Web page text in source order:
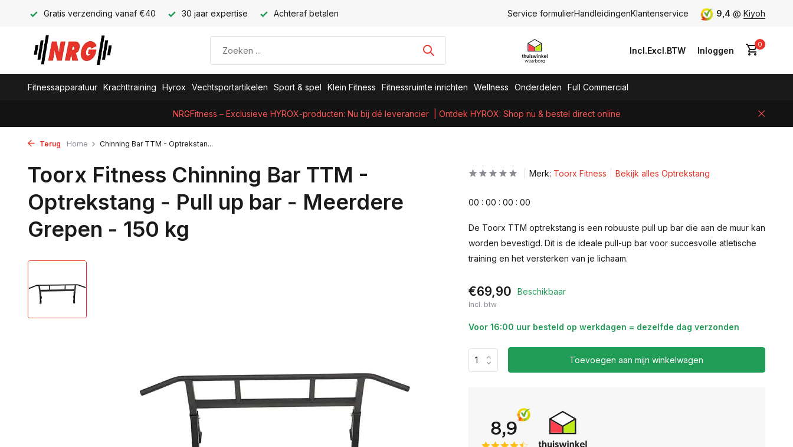
Gratis verzending vanaf €40 30 jaar expertise Achteraf betalen Service formulierHandleidingenKlantenservice 9,4 @ Kiyoh
Incl.Excl.BTW Inloggen
0
Fitnessapparatuur Krachttraining Hyrox Vechtsportartikelen Sport & spel Klein Fitness Fitnessruimte inrichten Wellness Onderdelen Full Commercial
NRGFitness – Exclusieve HYROX-producten: Nu bij dé leverancier | Ontdek HYROX: Shop nu & bestel direct online
Terug Home Chinning Bar TTM - Optrekstan...
Toorx Fitness Chinning Bar TTM -
Optrekstang - Pull up bar - Meerdere
Grepen - 150 kg
Merk: Toorx Fitness Bekijk alles Optrekstang
00 : 00 : 00 : 00
De Toorx TTM optrekstang is een robuuste pull up bar die aan de muur kan
worden bevestigd. Dit is de ideale pull-up bar voor succesvolle atletische
training en het versterken van je lichaam.
€69,90 Beschikbaar
Incl. btw
Voor 16:00 uur besteld op werkdagen = dezelfde dag verzonden
Toevoegen aan mijn winkelwagen